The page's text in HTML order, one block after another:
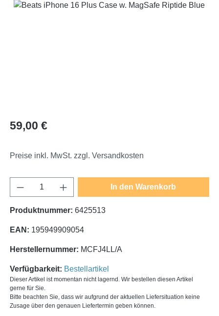
Bildergalerie überspringen
Regulärer Preis:
59,00 €
Preise inkl. MwSt. zzgl. Versandkosten
Produkt Anzahl: Gib den gewünschten
In den Warenkorb
Produktnummer: 6425513
EAN: 195949909054
Herstellernummer: MCFJ4LL/A
Verfügbarkeit: Bestellartikel
Dieser Artikel ist momentan nicht lagernd. Wir bestellen diesen Artikel
gerne für Sie.
Bitte beachten Sie, dass wir aufgrund der aktuellen Liefersituation keine
Zusage über den genauen Liefertermin geben können.